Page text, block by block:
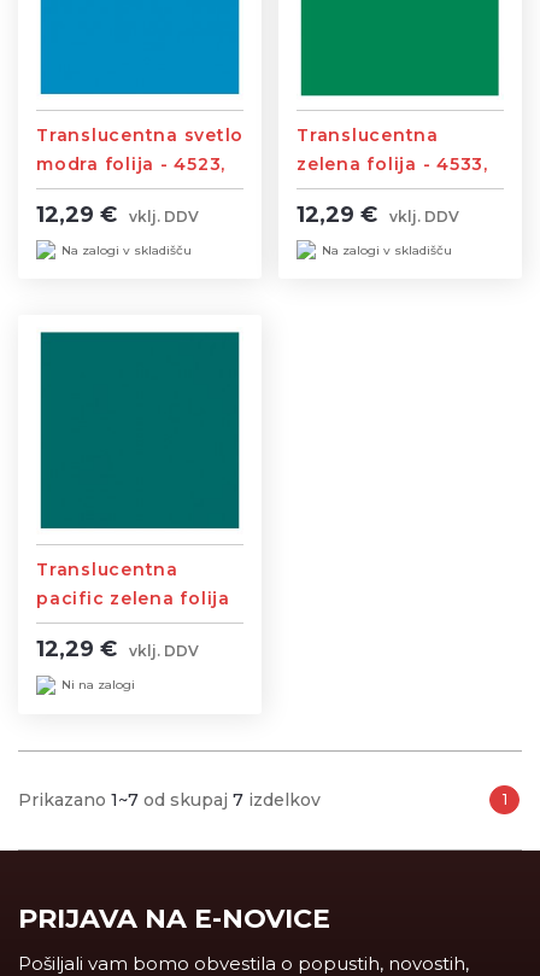
Translucentna svetlo
modra folija - 4523,
širina 1,23m
12,29 € vklj. DDV
Na zalogi v skladišču
Translucentna
zelena folija - 4533,
širina 1,23m
12,29 € vklj. DDV
Na zalogi v skladišču
Translucentna
pacific zelena folija
- 4534, širina 1,23m
12,29 € vklj. DDV
Ni na zalogi
Prikazano 1~7 od skupaj 7 izdelkov 1
PRIJAVA NA E-NOVICE
Pošiljali vam bomo obvestila o popustih, novostih,